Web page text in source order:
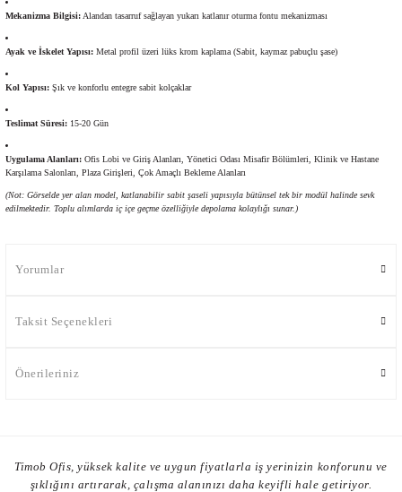
Mekanizma Bilgisi: Alandan tasarruf sağlayan yukarı katlanır oturma fontu mekanizması
Ayak ve İskelet Yapısı: Metal profil üzeri lüks krom kaplama (Sabit, kaymaz pabuçlu şase)
Kol Yapısı: Şık ve konforlu entegre sabit kolçaklar
Teslimat Süresi: 15-20 Gün
Uygulama Alanları: Ofis Lobi ve Giriş Alanları, Yönetici Odası Misafir Bölümleri, Klinik ve Hastane
Karşılama Salonları, Plaza Girişleri, Çok Amaçlı Bekleme Alanları
(Not: Görselde yer alan model, katlanabilir sabit şaseli yapısıyla bütünsel tek bir modül halinde sevk
edilmektedir. Toplu alımlarda iç içe geçme özelliğiyle depolama kolaylığı sunar.)
Yorumlar
Taksit Seçenekleri
Önerileriniz
Timob Ofis, yüksek kalite ve uygun fiyatlarla iş yerinizin konforunu ve
şıklığını artırarak, çalışma alanınızı daha keyifli hale getiriyor.